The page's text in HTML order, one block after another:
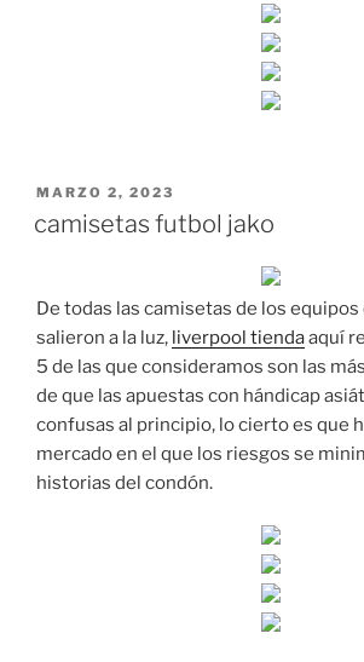
PUBLICADO
MARZO 2, 2023
camisetas futbol jako
De todas las camisetas de los
salieron a la luz, liverpool tiendaaquí
5 de las que consideramos son las
de que las apuestas con hándicap
confusas al principio, lo cierto es que
mercado en el que los riesgos se
historias del condón.